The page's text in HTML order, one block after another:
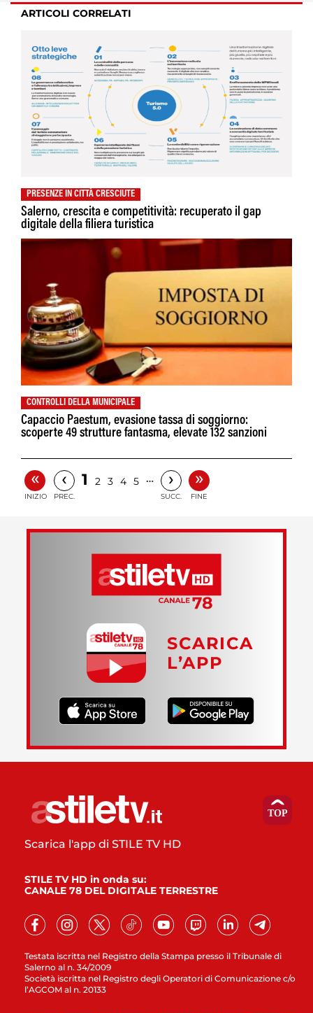
ARTICOLI CORRELATI
PRESENZE IN CITTÀ CRESCIUTE
Salerno, crescita e competitività: recuperato il gap
digitale della filiera turistica
CONTROLLI DELLA MUNICIPALE
Capaccio Paestum, evasione tassa di soggiorno:
scoperte 49 strutture fantasma, elevate 132 sanzioni
«
INIZIO
‹
PREC.
1 2 3 4 5 … ›
SUCC.
»
FINE
SCARICA
L’APP
Testata iscritta nel Registro della Stampa presso il Tribunale di
Salerno al n. 34/2009
Società iscritta nel Registro degli Operatori di Comunicazione c/o
l’AGCOM al n. 20133
Scarica l'app di STILE TV HD
STILE TV HD in onda su:
CANALE 78 DEL DIGITALE TERRESTRE